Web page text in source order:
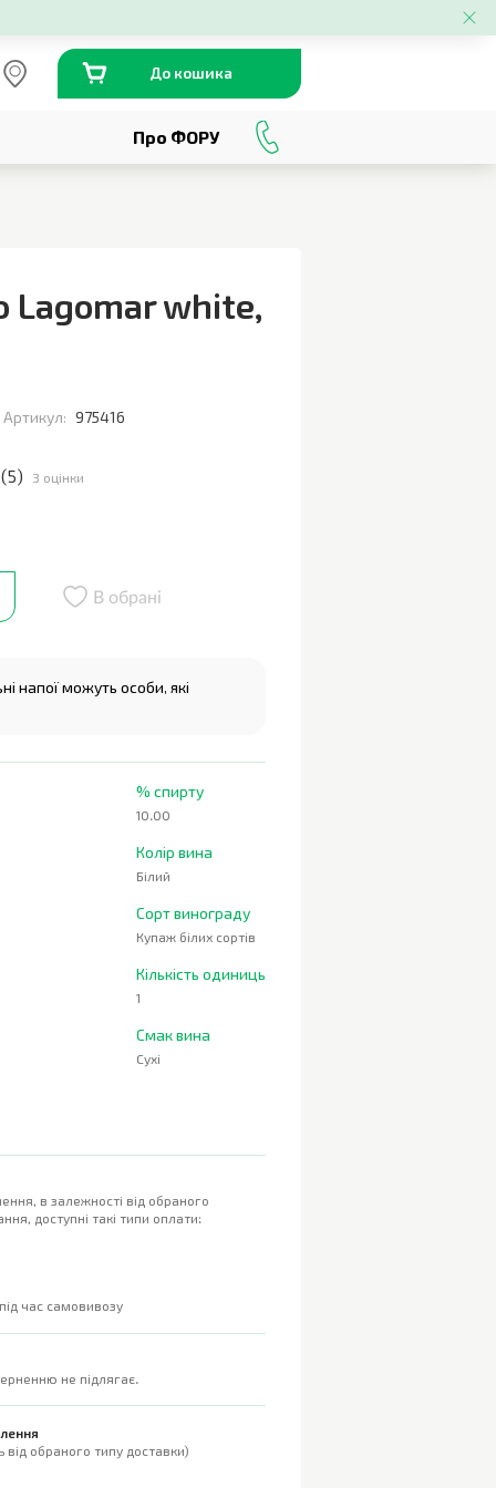
До кошика
Про ФОРУ
Lagomar white,
Артикул: 975416
(5) 3 оцінки
В обрані
напої можуть особи, які
% спирту
10.00
Колір вина
Білий
Сорт винограду
Купаж білих сортів
Кількість одиниць
1
Смак вина
Сухі
в залежності від обраного
доступні такі типи оплати:
час самовивозу
не підлягає.
обраного типу доставки)